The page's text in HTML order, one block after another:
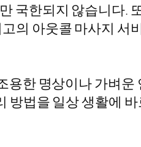
국한되지 않습니다.
의 아웃콜 마사지 서
한 명상이나 가벼
법을 일상 생활에